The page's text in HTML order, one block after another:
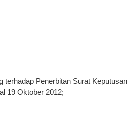
terhadap Penerbitan Surat Keputusan
19 Oktober 2012;